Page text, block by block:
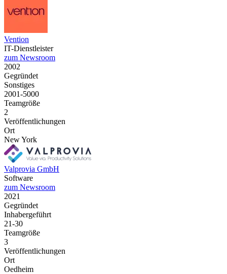
Vention
IT-Dienstleister
zum Newsroom
2002
Gegründet
Sonstiges
2001-5000
Teamgröße
2
Veröffentlichungen
Ort
New York
Valprovia GmbH
Software
zum Newsroom
2021
Gegründet
Inhabergeführt
21-30
Teamgröße
3
Veröffentlichungen
Ort
Oedheim